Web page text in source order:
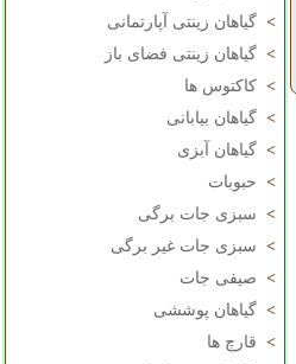
> گیاهان زینتی آپارتمانی
> گیاهان زینتی فضای باز
> کاکتوس ها
> گیاهان بیابانی
> گیاهان آبزی
> حبوبات
> سبزی جات برگی
> سبزی جات غیر برگی
> صیفی جات
> گیاهان پوششی
> قارچ ها